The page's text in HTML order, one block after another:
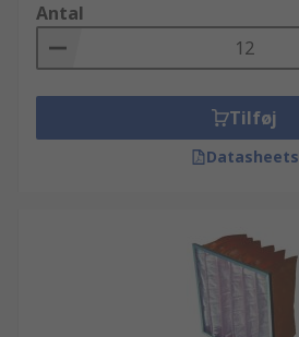
Antal
Tilføj
Datasheets